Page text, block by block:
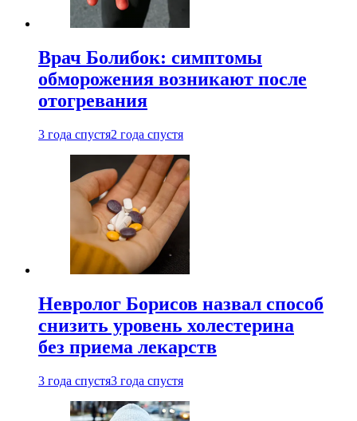
Врач Болибок: симптомы
обморожения возникают после
отогревания
3 года спустя2 года спустя
Невролог Борисов назвал способ
снизить уровень холестерина
без приема лекарств
3 года спустя3 года спустя